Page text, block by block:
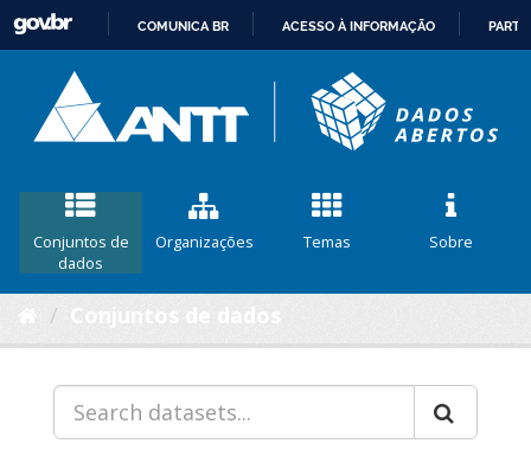
CONTEÚDO
COMUNICA BR ACESSO À INFORMAÇÃO
Conjuntos de
dados
Organizações Temas Sobre